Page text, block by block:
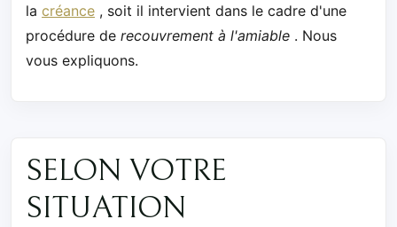
la créance , soit il intervient dans le cadre d'une
procédure de recouvrement à l'amiable . Nous
vous expliquons.
SELON VOTRE
SITUATION